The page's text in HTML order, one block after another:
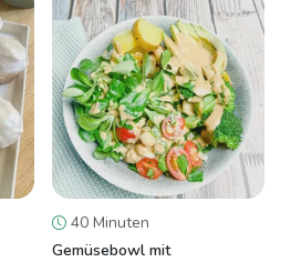
40 Minuten
Gemüsebowl mit